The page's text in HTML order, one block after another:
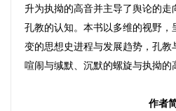
升为执拗的高音并主导了舆论的
孔教的认知。本书以多维的视野，
变的思想史进程与发展趋势，孔教
喧闹与缄默、沉默的螺旋与执拗的
作者